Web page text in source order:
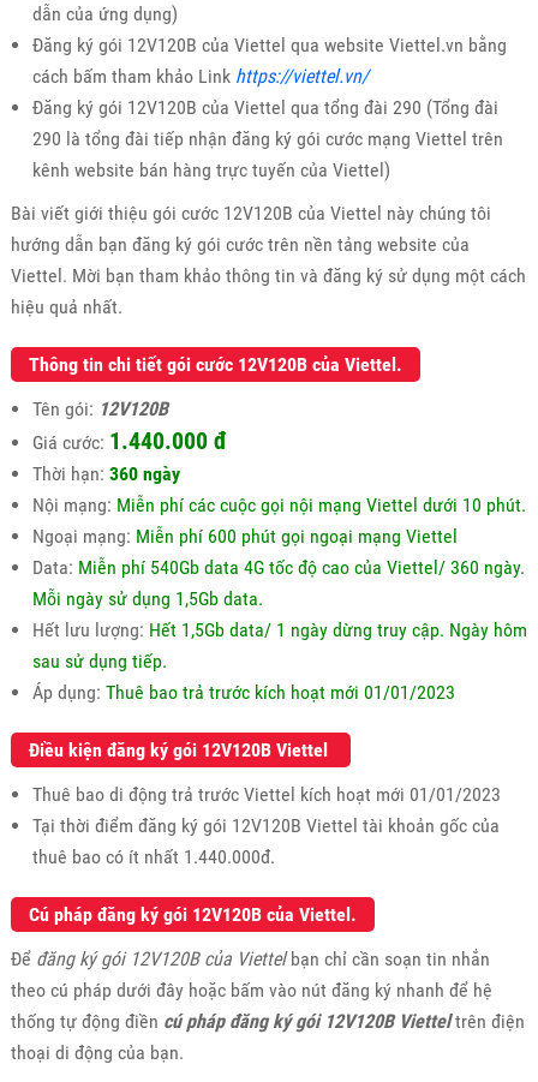
dẫn của ứng dụng)
Đăng ký gói 12V120B của Viettel qua website Viettel.vn bằng
cách bấm tham khảo Link https://viettel.vn/
Đăng ký gói 12V120B của Viettel qua tổng đài 290 (Tổng đài
290 là tổng đài tiếp nhận đăng ký gói cước mạng Viettel trên
kênh website bán hàng trực tuyến của Viettel)
Bài viết giới thiệu gói cước 12V120B của Viettel này chúng tôi
hướng dẫn bạn đăng ký gói cước trên nền tảng website của
Viettel. Mời bạn tham khảo thông tin và đăng ký sử dụng một cách
hiệu quả nhất.
Thông tin chi tiết gói cước 12V120B của Viettel.
Tên gói: 12V120B
Giá cước: 1.440.000 đ
Thời hạn: 360 ngày
Nội mạng: Miễn phí các cuộc gọi nội mạng Viettel dưới 10 phút.
Ngoại mạng: Miễn phí 600 phút gọi ngoại mạng Viettel
Data: Miễn phí 540Gb data 4G tốc độ cao của Viettel/ 360 ngày.
Mỗi ngày sử dụng 1,5Gb data.
Hết lưu lượng: Hết 1,5Gb data/ 1 ngày dừng truy cập. Ngày hôm
sau sử dụng tiếp.
Áp dụng: Thuê bao trả trước kích hoạt mới 01/01/2023
Điều kiện đăng ký gói 12V120B Viettel
Thuê bao di động trả trước Viettel kích hoạt mới 01/01/2023
Tại thời điểm đăng ký gói 12V120B Viettel tài khoản gốc của
thuê bao có ít nhất 1.440.000đ.
Cú pháp đăng ký gói 12V120B của Viettel.
Để đăng ký gói 12V120B của Viettelbạn chỉ cần soạn tin nhắn
theo cú pháp dưới đây hoặc bấm vào nút đăng ký nhanh để hệ
thống tự động điền cú pháp đăng ký gói 12V120B Vietteltrên điện
thoại di động của bạn.